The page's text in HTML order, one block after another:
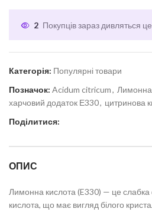
2 Покупців зараз дивляться
Категорія: Популярні товари
Позначок: Acidum citricum,
харчовий додаток Е330, цитринова
Поділитися:
ОПИС
Лимонна кислота (E330) — це слабка
кислота, що має вигляд білого